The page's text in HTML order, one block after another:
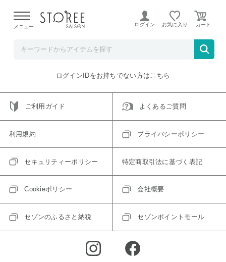
よる配送遅延が発生しております。
メニュー ログイン お気に入り
ご指定のアイテムは取り扱い終了、またはただいま取り扱い
トップへ戻る
ログインIDをお持ちでない方はこちら
ご利用ガイド よくあるご質問
利用規約 プライバシーポリシー
セキュリティーポリシー 特定商取引法に基づく表記
Cookieポリシー 会社概要
セゾンのふるさと納税 セゾンポイントモール